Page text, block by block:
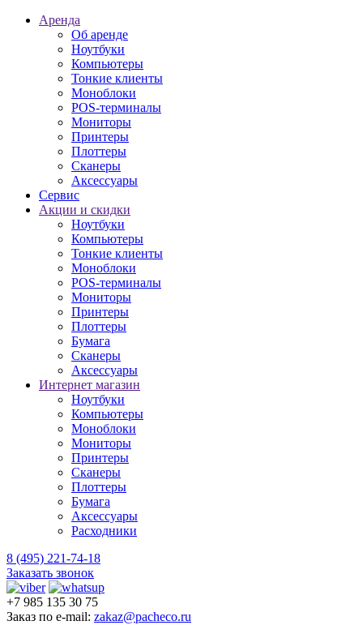
Аренда
Об аренде
Ноутбуки
Компьютеры
Тонкие клиенты
Моноблоки
POS-терминалы
Мониторы
Принтеры
Плоттеры
Сканеры
Аксессуары
Сервис
Акции и скидки
Ноутбуки
Компьютеры
Тонкие клиенты
Моноблоки
POS-терминалы
Мониторы
Принтеры
Плоттеры
Бумага
Сканеры
Аксессуары
Интернет магазин
Ноутбуки
Компьютеры
Моноблоки
Мониторы
Принтеры
Сканеры
Плоттеры
Бумага
Аксессуары
Расходники
8 (495) 221-74-18
Заказать звонок
+7 985 135 30 75
Заказ по e-mail: zakaz@pacheco.ru